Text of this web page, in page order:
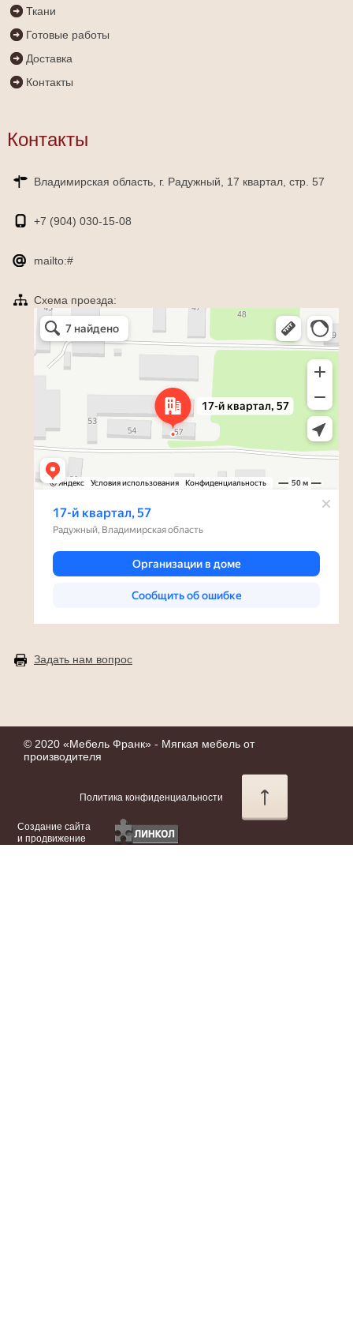
Ткани
Готовые работы
Доставка
Контакты
Контакты
Владимирская область, г. Радужный, 17 квартал, стр. 57
+7 (904) 030-15-08
mailto:#
Схема проезда:
Яндекс Карты
Радужный — Яндекс Карты
Задать нам вопрос
© 2020 «Мебель Франк» - Мягкая мебель от
производителя
Политика конфиденциальности
Создание сайта
и продвижение